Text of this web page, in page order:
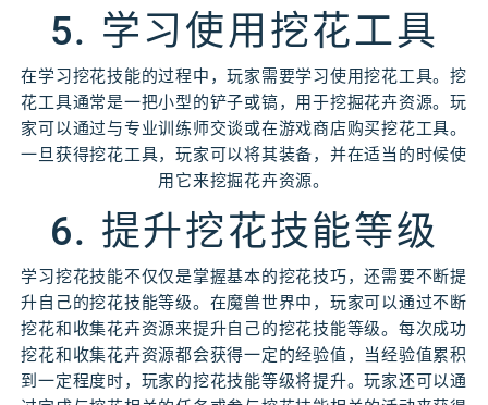
5. 学习使用挖花工具
在学习挖花技能的过程中，玩家需要学习使用挖花工具。挖
花工具通常是一把小型的铲子或镐，用于挖掘花卉资源。玩
家可以通过与专业训练师交谈或在游戏商店购买挖花工具。
一旦获得挖花工具，玩家可以将其装备，并在适当的时候使
用它来挖掘花卉资源。
6. 提升挖花技能等级
学习挖花技能不仅仅是掌握基本的挖花技巧，还需要不断提
升自己的挖花技能等级。在魔兽世界中，玩家可以通过不断
挖花和收集花卉资源来提升自己的挖花技能等级。每次成功
挖花和收集花卉资源都会获得一定的经验值，当经验值累积
到一定程度时，玩家的挖花技能等级将提升。玩家还可以通